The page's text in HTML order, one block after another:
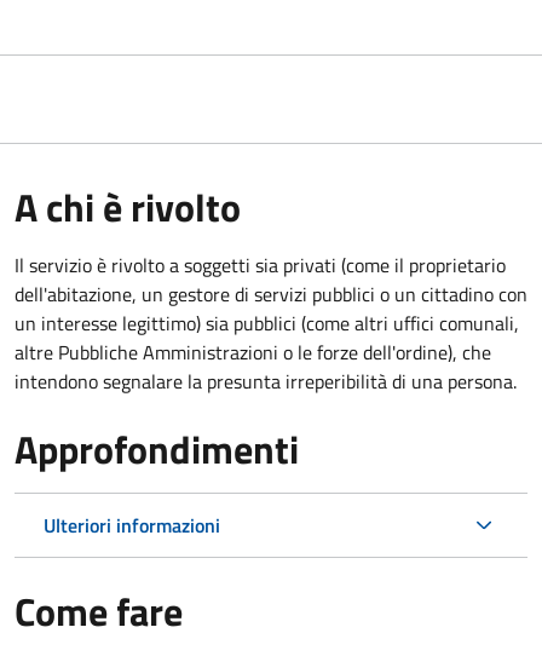
A chi è rivolto
Il servizio è rivolto a soggetti sia privati (come il proprietario
dell'abitazione, un gestore di servizi pubblici o un cittadino con
un interesse legittimo) sia pubblici (come altri uffici comunali,
altre Pubbliche Amministrazioni o le forze dell'ordine), che
intendono segnalare la presunta irreperibilità di una persona.
Approfondimenti
Ulteriori informazioni
Come fare